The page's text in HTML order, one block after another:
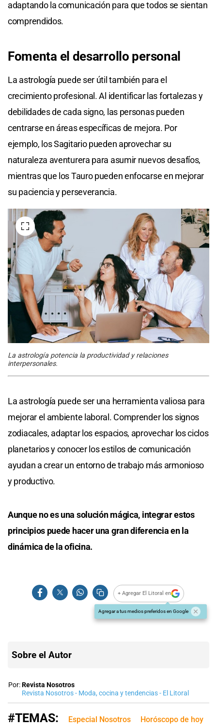
adaptando la comunicación para que todos se sientan
comprendidos.
Fomenta el desarrollo personal
La astrología puede ser útil también para el
crecimiento profesional. Al identificar las fortalezas y
debilidades de cada signo, las personas pueden
centrarse en áreas específicas de mejora. Por
ejemplo, los Sagitario pueden aprovechar su
naturaleza aventurera para asumir nuevos desafíos,
mientras que los Tauro pueden enfocarse en mejorar
su paciencia y perseverancia.
La astrología potencia la productividad y relaciones
interpersonales.
La astrología puede ser una herramienta valiosa para
mejorar el ambiente laboral. Comprender los signos
zodiacales, adaptar los espacios, aprovechar los ciclos
planetarios y conocer los estilos de comunicación
ayudan a crear un entorno de trabajo más armonioso
y productivo.
Aunque no es una solución mágica, integrar estos
principios puede hacer una gran diferencia en la
dinámica de la oficina.
+ Agregar El Litoral en
Agregar a tus medios preferidos en Google
Sobre el Autor
Por:Revista Nosotros
Revista Nosotros - Moda, cocina y tendencias - El Litoral
#TEMAS: Especial Nosotros Horóscopo de hoy